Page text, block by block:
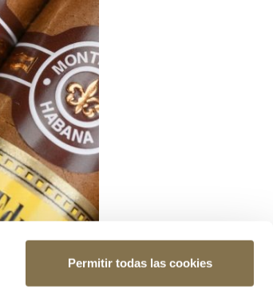
Permitir todas las cookies